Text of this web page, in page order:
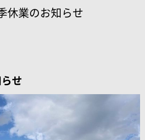
休業のお知らせ
せ